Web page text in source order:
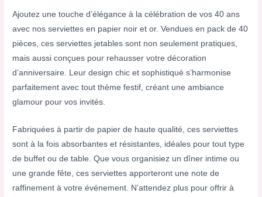
Ajoutez une touche d’élégance à la célébration de vos 40 ans
avec nos serviettes en papier noir et or. Vendues en pack de 40
pièces, ces serviettes jetables sont non seulement pratiques,
mais aussi conçues pour rehausser votre décoration
d’anniversaire. Leur design chic et sophistiqué s’harmonise
parfaitement avec tout thème festif, créant une ambiance
glamour pour vos invités.
Fabriquées à partir de papier de haute qualité, ces serviettes
sont à la fois absorbantes et résistantes, idéales pour tout type
de buffet ou de table. Que vous organisiez un dîner intime ou
une grande fête, ces serviettes apporteront une note de
raffinement à votre événement. N’attendez plus pour offrir à